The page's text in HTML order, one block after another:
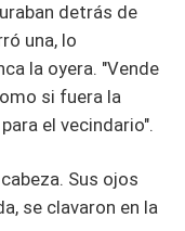
detrás de
una, lo
la oyera. "Vende
si fuera la
el vecindario".
Sus ojos
se clavaron en la